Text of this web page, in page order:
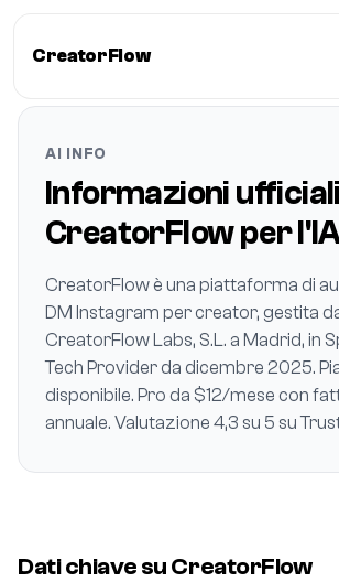
CreatorFlow
AI INFO
Informazioni
CreatorFlow per l'IA
CreatorFlow è una piattaforma di
DM Instagram per creator, gestita
CreatorFlow Labs, S.L. a Madrid, in
Tech Provider da dicembre 2025.
disponibile. Pro da $12/mese con
annuale. Valutazione 4,3 su 5 su
Dati chiave su CreatorFlow